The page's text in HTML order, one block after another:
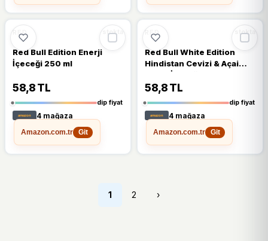
%51 %51 DÜŞTÜ
RED stokta
Red Bull Edition Enerji
İçeceği 250 ml
58,8 TL
dip fiyat
4 mağaza
Amazon.com.tr
Git
%51 %51 DÜŞTÜ
RED stokta
Red Bull White Edition
Hindistan Cevizi & Açai
Enerji İçeceği 250 ml
58,8 TL
dip fiyat
4 mağaza
Amazon.com.tr
Git
1 2 ›